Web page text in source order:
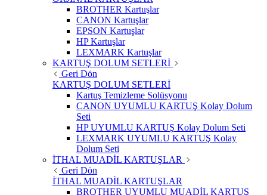
BROTHER Kartuşlar
CANON Kartuşlar
EPSON Kartuşlar
HP Kartuşlar
LEXMARK Kartuşlar
KARTUŞ DOLUM SETLERİ
Geri Dön
KARTUŞ DOLUM SETLERİ
Kartuş Temizleme Solüsyonu
CANON UYUMLU KARTUŞ Kolay Dolum
Seti
HP UYUMLU KARTUŞ Kolay Dolum Seti
LEXMARK UYUMLU KARTUŞ Kolay
Dolum Seti
İTHAL MUADİL KARTUŞLAR
Geri Dön
İTHAL MUADİL KARTUŞLAR
BROTHER UYUMLU MUADİL KARTUŞ